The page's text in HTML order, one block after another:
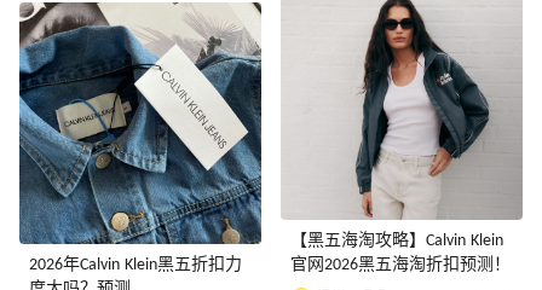
2026年Calvin Klein黑五折扣力
【黑五海淘攻略】Calvin Klein
官网2026黑五海淘折扣预测！